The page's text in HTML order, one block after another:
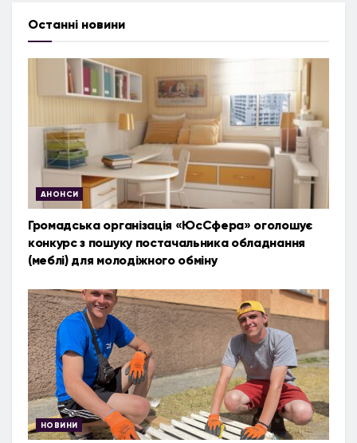
Останні новини
АНОНСИ
Громадська організація «ЮсСфера» оголошує
конкурс з пошуку постачальника обладнання
(меблі) для молодіжного обміну
НОВИНИ